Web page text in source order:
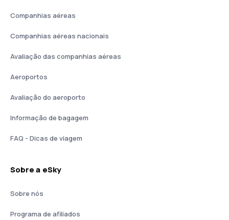
Companhias aéreas
Companhias aéreas nacionais
Avaliação das companhias aéreas
Aeroportos
Avaliação do aeroporto
Informação de bagagem
FAQ - Dicas de viagem
Sobre a eSky
Sobre nós
Programa de afiliados